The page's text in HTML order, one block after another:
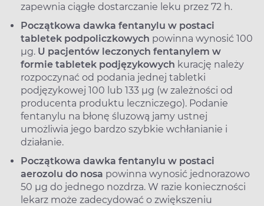
zapewnia ciągłe dostarczanie leku przez 72 h.
Początkowa dawka fentanylu w postaci
tabletek podpoliczkowych powinna wynosić 100
μg. U pacjentów leczonych fentanylem w
formie tabletek podjęzykowych kurację należy
rozpoczynać od podania jednej tabletki
podjęzykowej 100 lub 133 μg (w zależności od
producenta produktu leczniczego). Podanie
fentanylu na błonę śluzową jamy ustnej
umożliwia jego bardzo szybkie wchłanianie i
działanie.
Początkowa dawka fentanylu w postaci
aerozolu do nosa powinna wynosić jednorazowo
50 μg do jednego nozdrza. W razie konieczności
lekarz może zadecydować o zwiększeniu